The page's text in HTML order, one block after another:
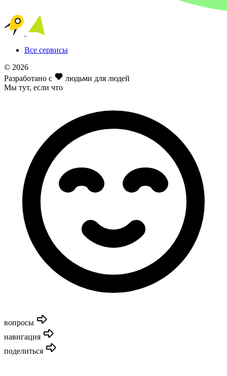
Все сервисы
© 2026
Разработано с
людьми для людей
Мы тут, если что
вопросы
навигация
поделиться